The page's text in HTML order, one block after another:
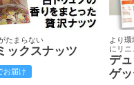
たまらない
ックスナッツ
お届け
より
にリニ
デ
ゲ